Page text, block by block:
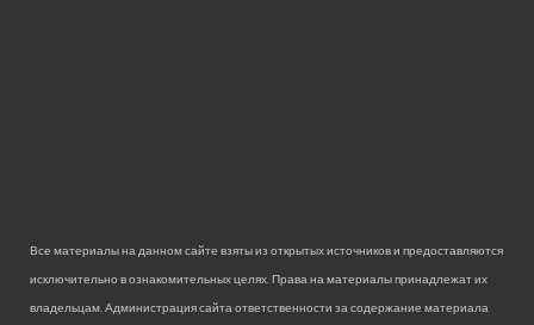
Все материалы на данном сайте взяты из открытых источников и предоставляются
исключительно в ознакомительных целях. Права на материалы принадлежат их
владельцам. Администрация сайта ответственности за содержание материала